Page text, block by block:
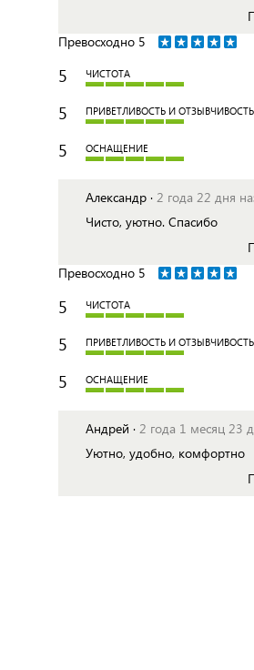
Превосходно 5
5 ЧИСТОТА
5 ПРИВЕТЛИВОСТЬ И
5 ОСНАЩЕНИЕ
Александр · 2 года 22 дня
Чисто, уютно. Спасибо
Превосходно 5
5 ЧИСТОТА
5 ПРИВЕТЛИВОСТЬ И
5 ОСНАЩЕНИЕ
Андрей · 2 года 1 месяц 23
Уютно, удобно, комфортно